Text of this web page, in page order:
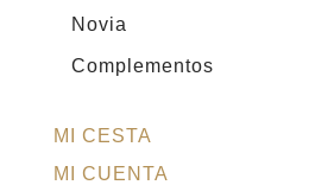
Novia
Complementos
MI CESTA
MI CUENTA